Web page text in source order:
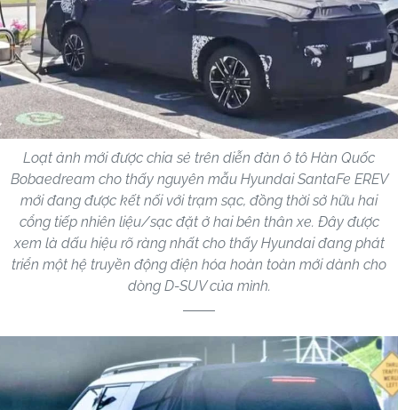
Loạt ảnh mới được chia sẻ trên diễn đàn ô tô Hàn Quốc
Bobaedream cho thấy nguyên mẫu Hyundai SantaFe EREV
mới đang được kết nối với trạm sạc, đồng thời sở hữu hai
cổng tiếp nhiên liệu/sạc đặt ở hai bên thân xe. Đây được
xem là dấu hiệu rõ ràng nhất cho thấy Hyundai đang phát
triển một hệ truyền động điện hóa hoàn toàn mới dành cho
dòng D-SUV của mình.